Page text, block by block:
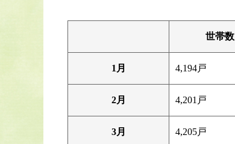
世帯数
1月 4,194戸
2月 4,201戸
3月 4,205戸